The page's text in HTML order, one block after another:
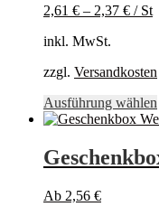
2,61 € – 2,37 € / St
inkl. MwSt.
zzgl. Versandkosten
Ausführung wählen
Ab 2,56 €